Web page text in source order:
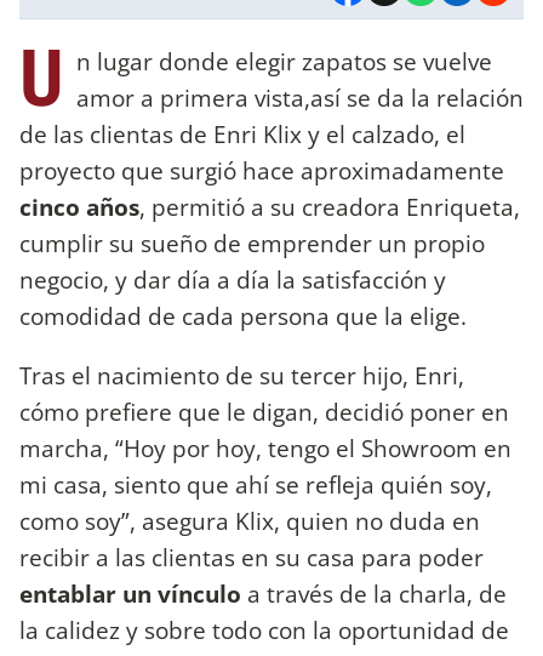
U n lugar donde elegir zapatos se vuelve
amor a primera vista,así se da la relación
de las clientas de Enri Klix y el calzado, el
proyecto que surgió hace aproximadamente
cinco años, permitió a su creadora Enriqueta,
cumplir su sueño de emprender un propio
negocio, y dar día a día la satisfacción y
comodidad de cada persona que la elige.
Tras el nacimiento de su tercer hijo, Enri,
cómo prefiere que le digan, decidió poner en
marcha, “Hoy por hoy, tengo el Showroom en
mi casa, siento que ahí se refleja quién soy,
como soy”, asegura Klix, quien no duda en
recibir a las clientas en su casa para poder
entablar un vínculo a través de la charla, de
la calidez y sobre todo con la oportunidad de